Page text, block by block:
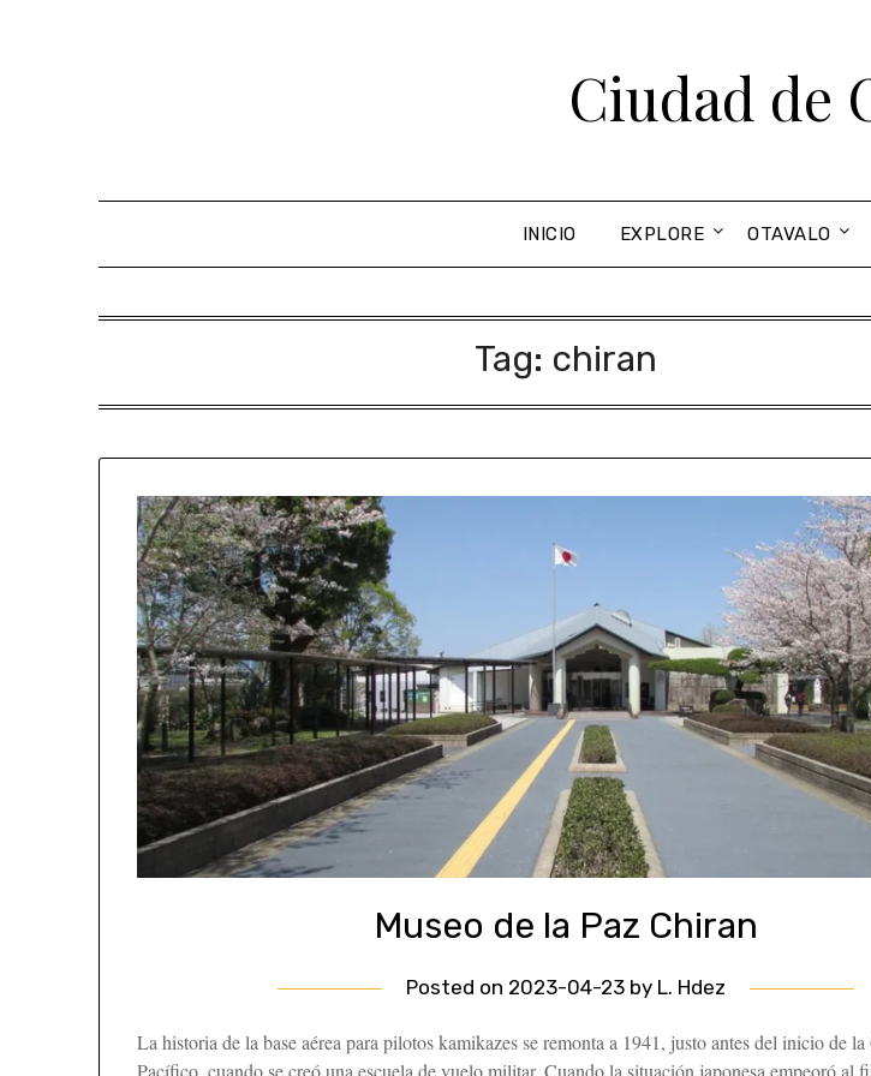
Ciudad de
INICIO EXPLORE OTAVALO
Tag: chiran
Museo de la Paz Chiran
Posted on 2023-04-23 by L. Hdez
La historia de la base aérea para pilotos kamikazes se remonta a 1941, justo antes del inicio de
Pacífico, cuando se creó una escuela de vuelo militar. Cuando la situación japonesa empeoró al